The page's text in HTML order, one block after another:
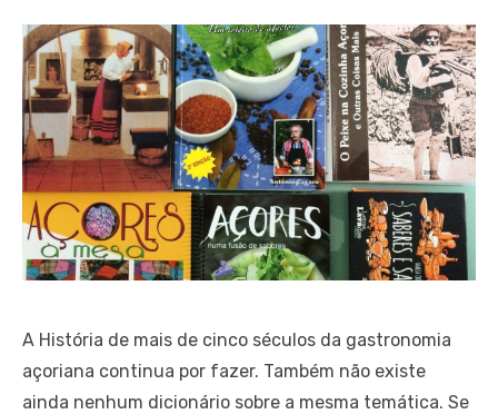
A História de mais de cinco séculos da gastronomia
açoriana continua por fazer. Também não existe
ainda nenhum dicionário sobre a mesma temática. Se